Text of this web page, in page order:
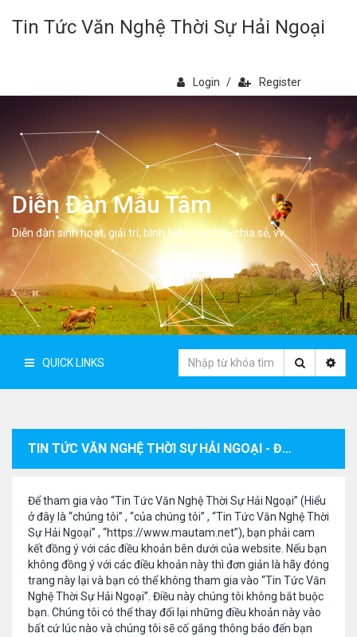
Tin Tức Văn Nghệ Thời Sự Hải Ngoại
Login / Register
Diễn Đàn Mẫu Tâm
Diễn đàn sinh hoạt, giải trí, bình luân, học hỏi, chia sẻ, vv.
QUICK LINKS
TIN TỨC VĂN NGHỆ THỜI SỰ HẢI NGOẠI - ĐIỀU KHOẢN ĐĂNG KÝ THÀNH VIÊN
Để tham gia vào “Tin Tức Văn Nghệ Thời Sự Hải Ngoại” (Hiểu
ở đây là “chúng tôi” , “của chúng tôi” , “Tin Tức Văn Nghệ Thời
Sự Hải Ngoại” , “https://www.mautam.net”), bạn phải cam
kết đồng ý với các điều khoản bên dưới của website. Nếu bạn
không đồng ý với các điều khoản này thì đơn giản là hãy đóng
trang này lại và bạn có thể không tham gia vào “Tin Tức Văn
Nghệ Thời Sự Hải Ngoại”. Điều này chúng tôi không bắt buộc
bạn. Chúng tôi có thể thay đổi lại những điều khoản này vào
bất cứ lúc nào và chúng tôi sẽ cố gắng thông báo đến bạn